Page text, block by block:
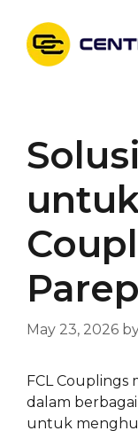
content
May 23, 2026
FCL
dalam
untuk